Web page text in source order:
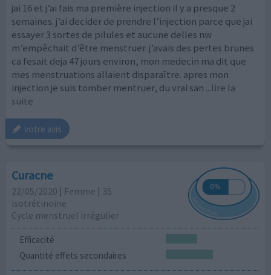
jai 16 et j’ai fais ma première injection il y a presque 2
semaines. j’ai decider de prendre l’injection parce que jai
essayer 3 sortes de pilules et aucune delles nw
m’empêchait d’être menstruer. j’avais des pertes brunes
ca fesait deja 47 jours environ, mon medecin ma dit que
mes menstruations allaient disparaître. apres mon
injection je suis tomber mentruer, du vrai san ...lire la
suite
votre avis
Curacne
22/05/2020 | Femme | 35
isotrétinoïne
Cycle menstruel irrégulier
Efficacité
Quantité effets secondaires